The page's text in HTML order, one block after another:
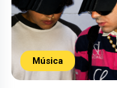
Música